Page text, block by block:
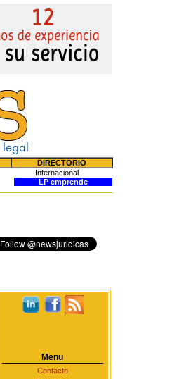
DIRECTORIO
Internacional
LP emprende
Menu
Contacto